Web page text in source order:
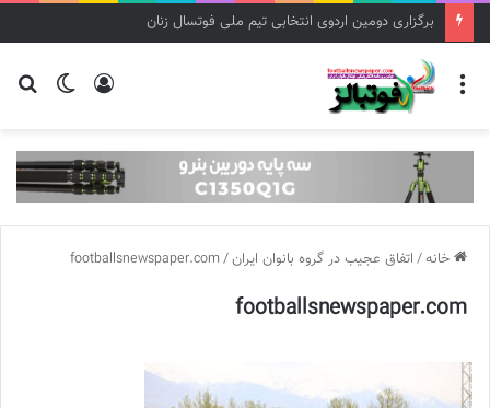
برگزاری دومین اردوی انتخابی تیم ملی فوتسال زنان
تغییر
ورود منو
خانه/ اتفاق عجیب در گروه بانوان ایران/
footballsnewspaper.com
footballsnewspaper.com